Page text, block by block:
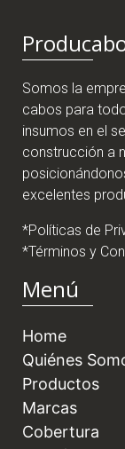
Somos la
cabos para
insumos en el
construcción a
excelentes
*Políticas de
*Términos y
Menú
Home
Quiénes
Productos
Marcas
Cobertura